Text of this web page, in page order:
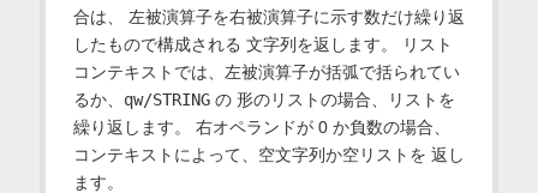
合は、 左被演算子を右被演算子に示す数だけ繰り返
したもので構成される 文字列を返します。 リスト
コンテキストでは、左被演算子が括弧で括られてい
るか、 qw/STRINGの 形のリストの場合、リストを
繰り返します。 右オペランドが 0 か負数の場合、
コンテキストによって、空文字列か空リストを 返し
ます。